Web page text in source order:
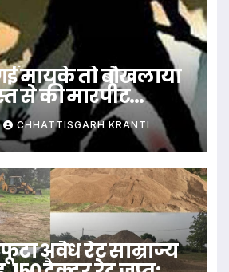
मायके तो बौखलाया
से की मारपीट…
CHHATTISGARH KRANTI
अवैध रेट साम्राज्य